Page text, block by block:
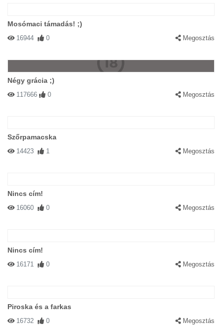
Mosómaci támadás! ;)
16944 0 Megosztás
Négy grácia ;)
117666 0 Megosztás
Szőrpamacska
14423 1 Megosztás
Nincs cím!
16060 0 Megosztás
Nincs cím!
16171 0 Megosztás
Piroska és a farkas
16732 0 Megosztás